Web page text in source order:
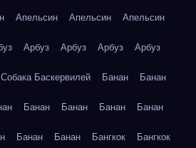
Апельсин Апельсин Апельсин
Арбуз Арбуз Арбуз Арбуз
Баскервилей Банан Банан
Банан Банан Банан Банан
Банан Банан Бангкок Бангкок